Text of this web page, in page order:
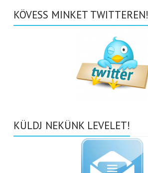
KÖVESS MINKET TWITTEREN!
KÜLDJ NEKÜNK LEVELET!